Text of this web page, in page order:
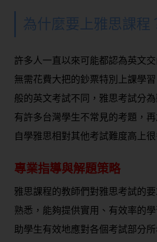
為什麼要上雅思課程
許多人一直以來可能都認為英文
無需花費大把的鈔票特別上課學
般的英文考試不同，雅思考試分
有許多台灣學生不常見的考題，
自學雅思相對其他考試難度高上
專業指導與解題策略
雅思課程的教師們對雅思考試的
熟悉，能夠提供實用、有效率的
助學生有效地應對各個考試部分